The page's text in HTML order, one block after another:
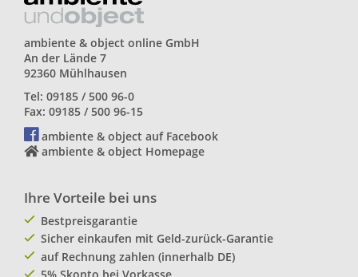
ambiente & object online GmbH
An der Lände 7
92360 Mühlhausen
Tel: 09185 / 500 96-0
Fax: 09185 / 500 96-15
ambiente & object auf Facebook
ambiente & object Homepage
Ihre Vorteile bei uns
Bestpreisgarantie
Sicher einkaufen mit Geld-zurück-Garantie
auf Rechnung zahlen (innerhalb DE)